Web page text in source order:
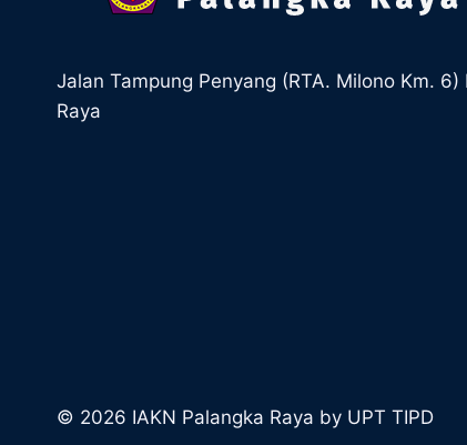
Jalan Tampung Penyang (RTA. Milono Km. 6)
Raya
© 2026 IAKN Palangka Raya by UPT TIPD